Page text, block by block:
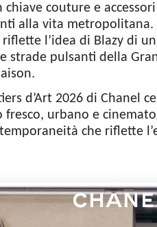
couture e
alla vita
l’idea di Blazy di
strade pulsanti della
d’Art 2026 di Chanel
fresco, urbano e
che riflette